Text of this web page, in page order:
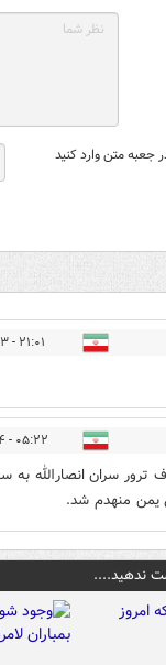
جعبه متن وارد کنید
۲۱:۰۱ - ۱۳۹۸/۰۱/۰۳
۰۵:۲۲ - ۱۳۹۸/۰۱/۰۴
ترور سران انصارالله
یمن منهدم شد.
ندهید....